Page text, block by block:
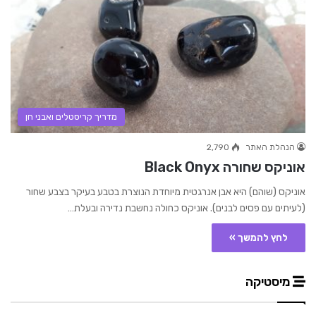
מדריך קריסטלים ואבני חן
הנהלת האתר 2,790
אוניקס שחורה Black Onyx
אוניקס (שוהם) היא אבן אנרגטית מיוחדת הנוצרת בטבע בעיקר בצבע שחור
(לעיתים עם פסים לבנים). אוניקס כחולה נחשבת נדירה ובעלת…
לחץ להמשך »
מיסטיקה